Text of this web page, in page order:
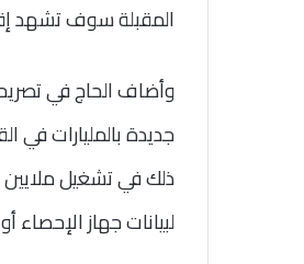
المقبلة سوف تشهد
وأضاف الحاج في
جديدة بالمليارات في
لبيانات جهاز الإحصاء أو العاملين بنحو